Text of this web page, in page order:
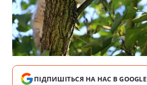
ПІДПИШІТЬСЯ НА НАС В GOOGLE